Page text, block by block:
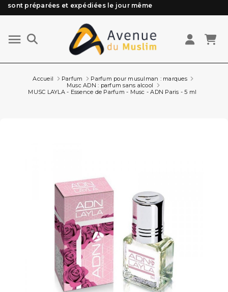
Besoin d'aide ? Retrouvez notre FAQ
Livraison offerte à partir de 89€ d'achat*
Les Commandes passées avant 15h (lun au Vend)
sont préparées et expédiées le jour même
Accueil Parfum
Parfum pour musulman : marques
Musc ADN : parfum sans alcool
MUSC LAYLA - Essence de Parfum - Musc - ADN Paris - 5 ml